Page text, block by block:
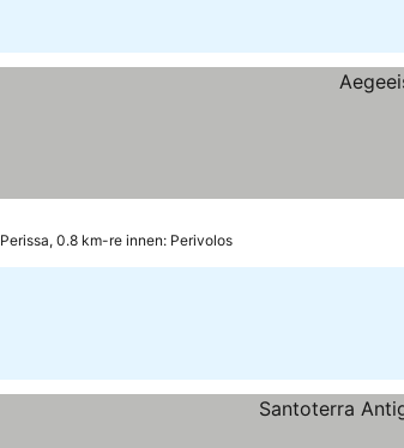
Perissa, 0.8 km-re innen: Perivolos